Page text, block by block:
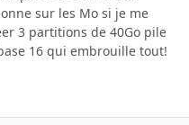
sur les Mo si je me
3 partitions de 40Go pile
16 qui embrouille tout!